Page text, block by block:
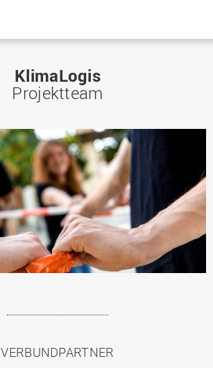
KlimaLogis
Projektteam
VERBUNDPARTNER